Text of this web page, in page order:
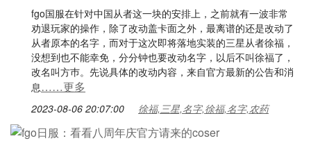
fgo国服在针对中国从者这一块的安排上，之前就有一波非常
劝退玩家的操作，除了改动盖卡面之外，最离谱的还是改动了
从者原本的名字，而对于这次即将落地实装的三星从者徐福，
没想到也不能幸免，分分钟也要改动名字，以后不叫徐福了，
改名叫方巿。先说具体的改动内容，来自官方最新的公告和消
息……更多
2023-08-06 20:07:00 徐福,三星,名字,徐福,名字,农药